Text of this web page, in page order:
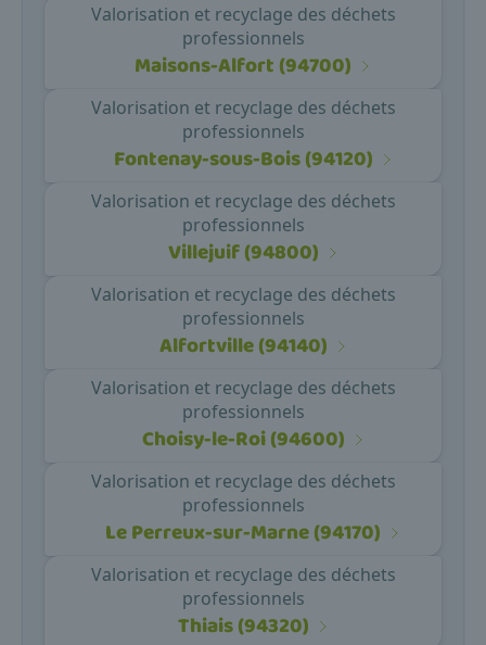
Valorisation et recyclage des déchets
professionnels
Maisons-Alfort (94700)
Valorisation et recyclage des déchets
professionnels
Fontenay-sous-Bois (94120)
Valorisation et recyclage des déchets
professionnels
Villejuif (94800)
Valorisation et recyclage des déchets
professionnels
Alfortville (94140)
Valorisation et recyclage des déchets
professionnels
Choisy-le-Roi (94600)
Valorisation et recyclage des déchets
professionnels
Le Perreux-sur-Marne (94170)
Valorisation et recyclage des déchets
professionnels
Thiais (94320)